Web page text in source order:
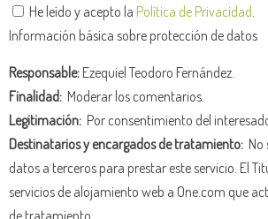
He leído y acepto la Política de Privacidad
Información básica sobre protección de datos
Responsable:Ezequiel Teodoro Fernández.
Finalidad: Moderar los comentarios.
Legitimación: Por consentimiento del
Destinatarios y encargados de tratamiento: No
datos a terceros para prestar este servicio. El
servicios de alojamiento web a One.com que
de tratamiento.